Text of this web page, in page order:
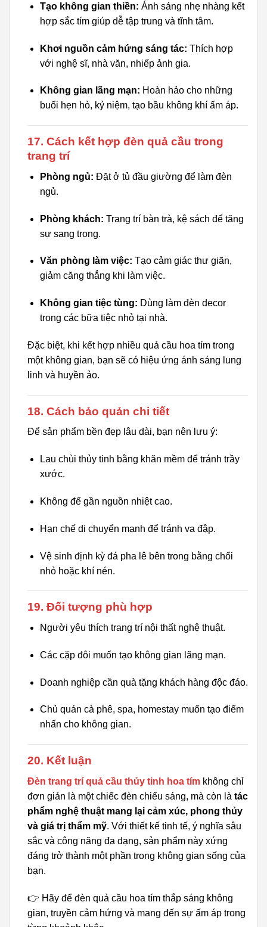
Tạo không gian thiền: Ánh sáng nhẹ nhàng kết
hợp sắc tím giúp dễ tập trung và tĩnh tâm.
Khơi nguồn cảm hứng sáng tác: Thích hợp
với nghệ sĩ, nhà văn, nhiếp ảnh gia.
Không gian lãng mạn: Hoàn hảo cho những
buổi hẹn hò, kỷ niệm, tạo bầu không khí ấm áp.
17. Cách kết hợp đèn quả cầu trong
trang trí
Phòng ngủ: Đặt ở tủ đầu giường để làm đèn
ngủ.
Phòng khách: Trang trí bàn trà, kệ sách để tăng
sự sang trọng.
Văn phòng làm việc: Tạo cảm giác thư giãn,
giảm căng thẳng khi làm việc.
Không gian tiệc tùng: Dùng làm đèn decor
trong các bữa tiệc nhỏ tại nhà.
Đặc biệt, khi kết hợp nhiều quả cầu hoa tím trong
một không gian, bạn sẽ có hiệu ứng ánh sáng lung
linh và huyền ảo.
18. Cách bảo quản chi tiết
Để sản phẩm bền đẹp lâu dài, bạn nên lưu ý:
Lau chùi thủy tinh bằng khăn mềm để tránh trầy
xước.
Không để gần nguồn nhiệt cao.
Hạn chế di chuyển mạnh để tránh va đập.
Vệ sinh định kỳ đá pha lê bên trong bằng chổi
nhỏ hoặc khí nén.
19. Đối tượng phù hợp
Người yêu thích trang trí nội thất nghệ thuật.
Các cặp đôi muốn tạo không gian lãng mạn.
Doanh nghiệp cần quà tặng khách hàng độc đáo.
Chủ quán cà phê, spa, homestay muốn tạo điểm
nhấn cho không gian.
20. Kết luận
Đèn trang trí quả cầu thủy tinh hoa tím không chỉ
đơn giản là một chiếc đèn chiếu sáng, mà còn là tác
phẩm nghệ thuật mang lại cảm xúc, phong thủy
và giá trị thẩm mỹ. Với thiết kế tinh tế, ý nghĩa sâu
sắc và công năng đa dạng, sản phẩm này xứng
đáng trở thành một phần trong không gian sống của
bạn.
👉 Hãy để đèn quả cầu hoa tím thắp sáng không
gian, truyền cảm hứng và mang đến sự ấm áp trong